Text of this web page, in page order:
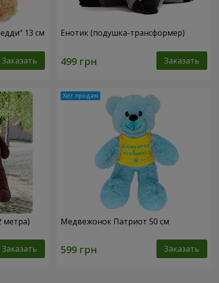
13 см
Заказать
Енотик (подушка-трансформер)
Заказать
метра)
Заказать
Медвежонок Патриот 50 см
Заказать